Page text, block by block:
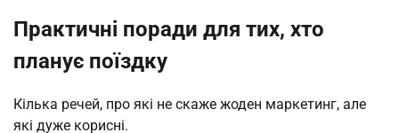
Практичні поради для тих, хто
планує поїздку
Кілька речей, про які не скаже жоден маркетинг, але
які дуже корисні.